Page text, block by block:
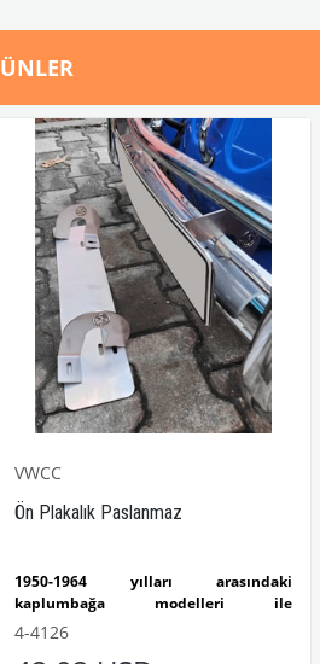
VWCC
Ön Plakalık Paslanmaz
1950-1964 yılları arasındaki
kaplumbağa modelleri ile
uyumludur.
4-4126